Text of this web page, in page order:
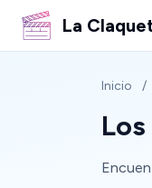
La
Inicio /